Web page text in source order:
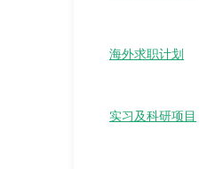
海外求职计划
实习及科研项目